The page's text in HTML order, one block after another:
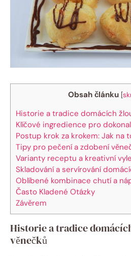
Obsah článku [
Historie a tradice domácích
Klíčové ingredience pro
Postup krok za krokem: Jak na
Tipy pro pečení a zdobení
Varianty receptu a kreativní
Skladování a servírování
Oblíbené kombinace chutí a
Často Kladené Otázky
Závěrem
Historie a tradice
věnečků